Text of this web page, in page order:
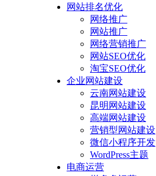
网站排名优化
网络推广
网站推广
网络营销推广
网站SEO优化
淘宝SEO优化
企业网站建设
云南网站建设
昆明网站建设
高端网站建设
营销型网站建设
微信小程序开发
WordPress主题
电商运营